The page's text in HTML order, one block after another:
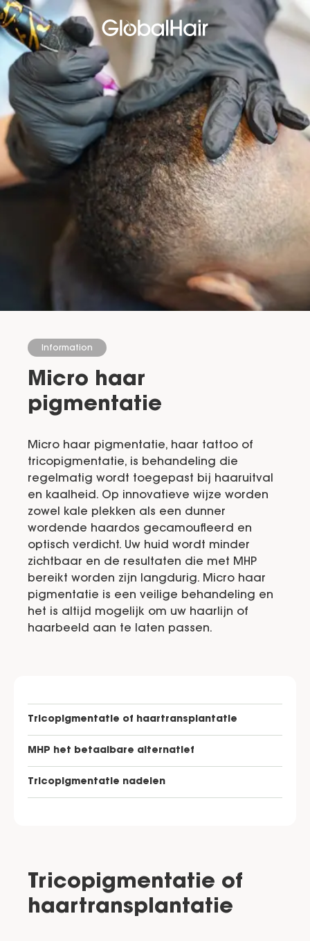
Information
Micro haar
pigmentatie
Micro haar pigmentatie, haar tattoo of
tricopigmentatie, is behandeling die
regelmatig wordt toegepast bij haaruitval
en kaalheid. Op innovatieve wijze worden
zowel kale plekken als een dunner
wordende haardos gecamoufleerd en
optisch verdicht. Uw huid wordt minder
zichtbaar en de resultaten die met MHP
bereikt worden zijn langdurig. Micro haar
pigmentatie is een veilige behandeling en
het is altijd mogelijk om uw haarlijn of
haarbeeld aan te laten passen.
Tricopigmentatie of haartransplantatie
MHP het betaalbare alternatief
Tricopigmentatie nadelen
Tricopigmentatie of
haartransplantatie